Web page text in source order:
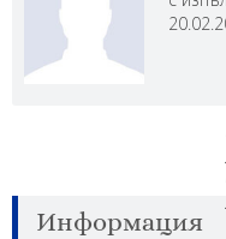
Информация